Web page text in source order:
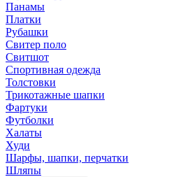
Панамы
Платки
Рубашки
Свитер поло
Свитшот
Спортивная одежда
Толстовки
Трикотажные шапки
Фартуки
Футболки
Халаты
Худи
Шарфы, шапки, перчатки
Шляпы